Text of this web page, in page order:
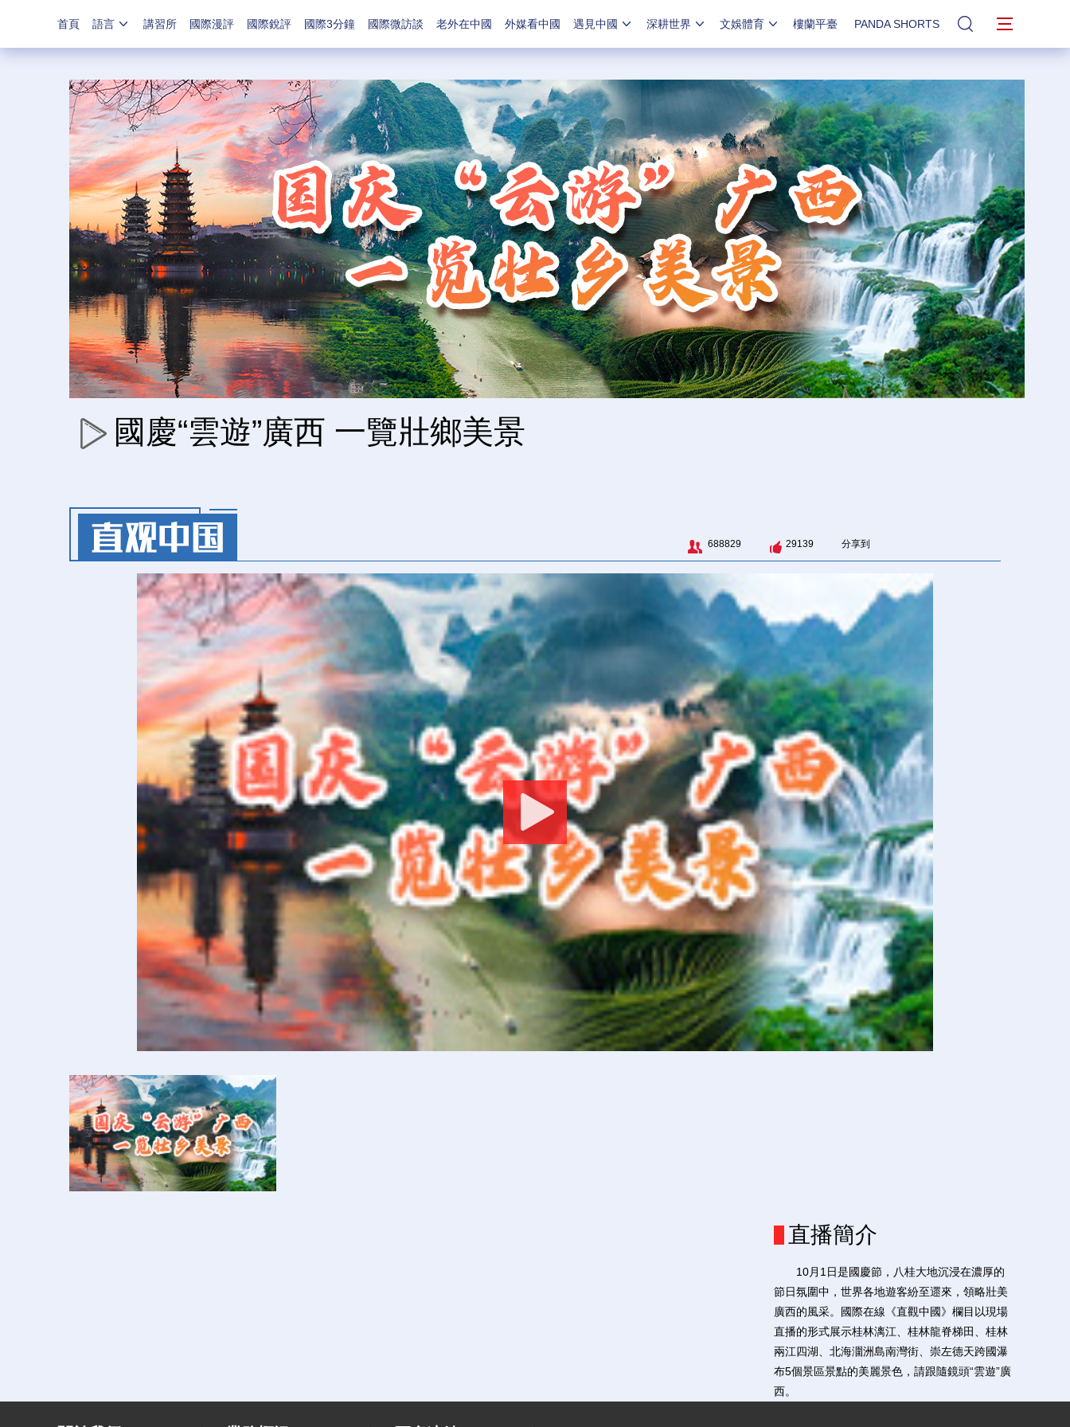
首頁 語言 講習所 國際漫評 國際銳評 國際3分鐘 國際微訪談 老外在中國 外媒看中國 遇見中國 深耕世界 文娛體育 樓蘭平臺 PANDA SHORTS 站內搜索
國慶“雲遊”廣西 一覽壯鄉美景
688829 29139 分享到
直播簡介
10月1日是國慶節，八桂大地沉浸在濃厚的
節日氛圍中，世界各地遊客紛至遝來，領略壯美
廣西的風采。國際在線《直觀中國》欄目以現場
直播的形式展示桂林漓江、桂林龍脊梯田、桂林
兩江四湖、北海潿洲島南灣街、崇左德天跨國瀑
布5個景區景點的美麗景色，請跟隨鏡頭“雲遊”廣
西。